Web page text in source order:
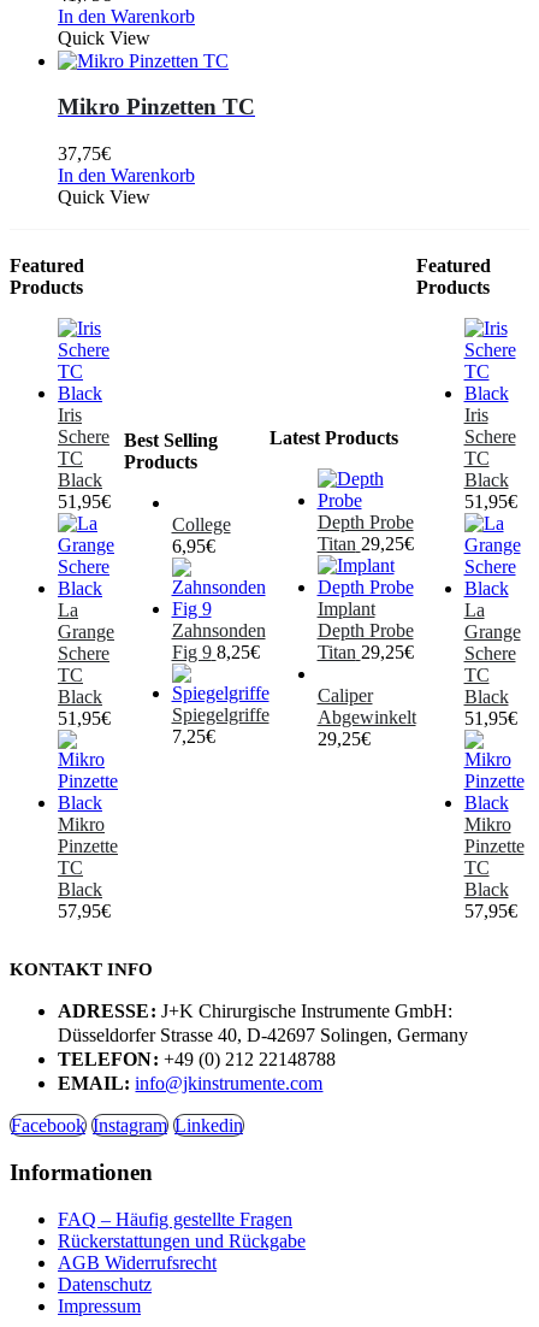
In den Warenkorb
Quick View
Mikro Pinzetten TC
37,75€
In den Warenkorb
Quick View
Featured
Products
Iris
Schere
TC
Black
51,95€
La
Grange
Schere
TC
Black
51,95€
Mikro
Pinzette
TC
Black
57,95€
Best Selling
Products
College
6,95€
Zahnsonden
Fig 9 8,25€
Spiegelgriffe
7,25€
Latest Products
Depth Probe
Titan 29,25€
Implant
Depth Probe
Titan 29,25€
Caliper
Abgewinkelt
29,25€
Featured
Products
Iris
Schere
TC
Black
51,95€
La
Grange
Schere
TC
Black
51,95€
Mikro
Pinzette
TC
Black
57,95€
KONTAKT INFO
ADRESSE: J+K Chirurgische Instrumente GmbH:
Düsseldorfer Strasse 40, D-42697 Solingen, Germany
TELEFON: +49 (0) 212 22148788
EMAIL: info@jkinstrumente.com
Facebook Instagram Linkedin
Informationen
FAQ – Häufig gestellte Fragen
Rückerstattungen und Rückgabe
AGB Widerrufsrecht
Datenschutz
Impressum